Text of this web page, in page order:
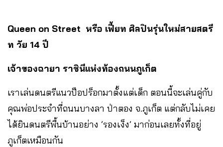
Queen on Street หรือ เฟี้ยท ศิลปินรุ่นใหม่สายสตรี
ท วัย 14 ปี
เจ้าของฉายา ราชินีแห่งท้องถนนภูเก็ต
เราเล่นดนตรีแนวป็อปร็อกมาตั้งแต่เด็ก ตอนนี้จะเล่นคู่กับ
คุณพ่อประจำที่ถนนบางลา ป่าตอง จ.ภูเก็ต แต่กลับไม่เคย
ได้ยินดนตรีพื้นบ้านอย่าง ’รองเง็ง’ มาก่อนเลยทั้งที่อยู่
ภูเก็ตเหมือนกัน